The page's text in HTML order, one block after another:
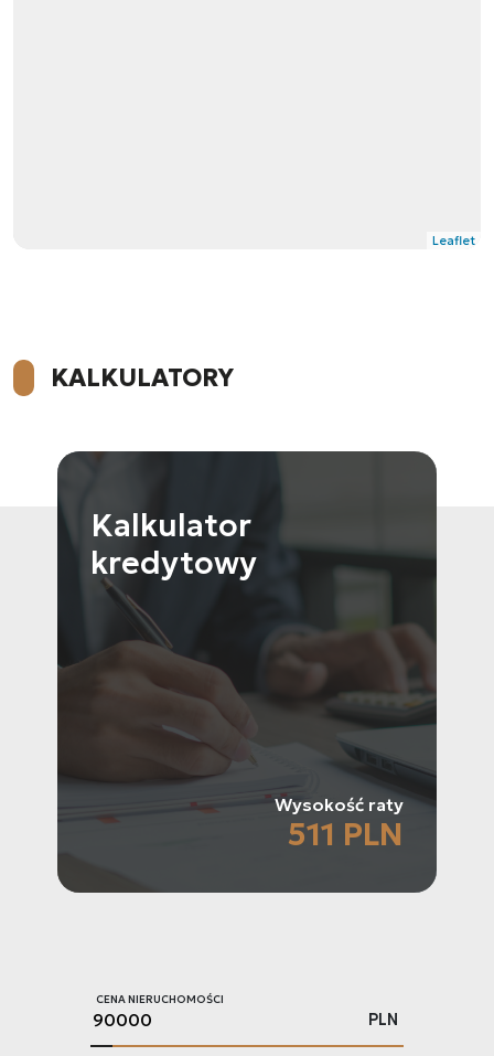
Leaflet
KALKULATORY
Kalkulator
kredytowy
Wysokość raty
511 PLN
CENA NIERUCHOMOŚCI
PLN